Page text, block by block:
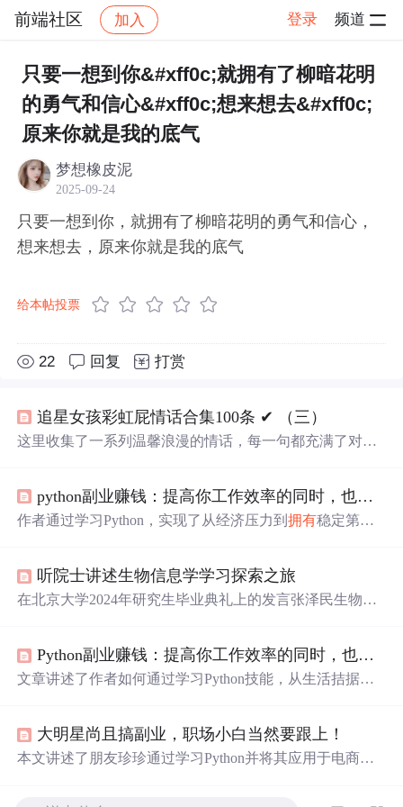
前端社区 加入 登录 频道
社区 前端社区 感慨 帖子详情
只要一想到你&#xff0c;就拥有了柳暗花明
的勇气和信心&#xff0c;想来想去&#xff0c;
原来你就是我的底气
梦想橡皮泥
2025-09-24
只要一想到你，就拥有了柳暗花明的勇气和信心，
想来想去，原来你就是我的底气
给本帖投票
22 回复 打赏
追星女孩彩虹屁情话合集100条 ✔︎ （三）
这里收集了一系列温馨浪漫的情话，每一句都充满了对爱
python副业赚钱：提高你工作效率的同时，也提高你的收入
作者通过学习Python，实现了从经济压力到拥有稳定第二
域应用，以及学习Python需要的决心和实践操作的重要
性。
听院士讲述生物信息学学习探索之旅
在北京大学2024年研究生毕业典礼上的发言张泽民生物医
常荣幸能作为教师代表，在这个庄重而喜悦的时刻，与大
家一同见证同学们的重要里程碑。首先，让我们一起向今
憬，也有不舍，可能还带点迷茫。研究生毕业意味着你...
Python副业赚钱：提高你工作效率的同时，也能提高你的收入！
文章讲述了作者如何通过学习Python技能，从生活拮据到
资源，鼓励他人通过学习Python找到额外的收入来源。
大明星尚且搞副业，职场小白当然要跟上！
本文讲述了朋友珍珍通过学习Python并将其应用于电商运